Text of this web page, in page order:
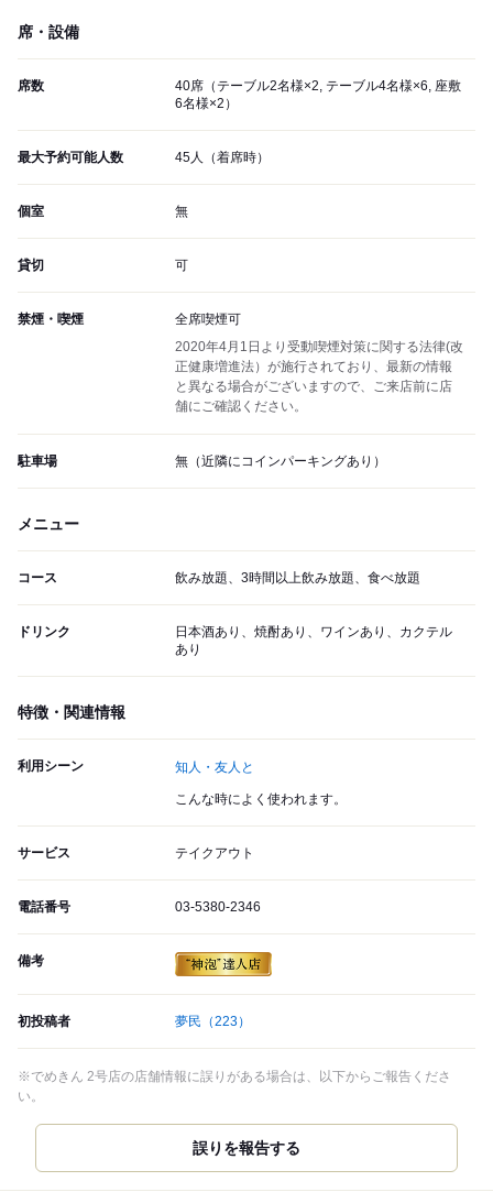
席・設備
席数
40席（テーブル2名様×2, テーブル4名様×6, 座敷
6名様×2）
最大予約可能人数 45人（着席時）
個室 無
貸切 可
禁煙・喫煙
全席喫煙可
2020年4月1日より受動喫煙対策に関する法律(改
正健康増進法）が施行されており、最新の情報
と異なる場合がございますので、ご来店前に店
舗にご確認ください。
駐車場 無（近隣にコインパーキングあり）
メニュー
コース 飲み放題、3時間以上飲み放題、食べ放題
ドリンク
日本酒あり、焼酎あり、ワインあり、カクテル
あり
特徴・関連情報
利用シーン 知人・友人と
こんな時によく使われます。
サービス テイクアウト
電話番号 03-5380-2346
備考
初投稿者 夢民 （223）
※でめきん 2号店の店舗情報に誤りがある場合は、以下からご報告くださ
い。
誤りを報告する